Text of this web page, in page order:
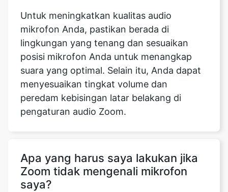
Untuk meningkatkan kualitas audio
mikrofon Anda, pastikan berada di
lingkungan yang tenang dan sesuaikan
posisi mikrofon Anda untuk menangkap
suara yang optimal. Selain itu, Anda dapat
menyesuaikan tingkat volume dan
peredam kebisingan latar belakang di
pengaturan audio Zoom.
Apa yang harus saya lakukan jika
Zoom tidak mengenali mikrofon
saya?